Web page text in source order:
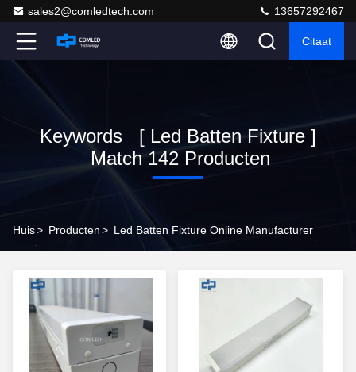
sales2@comledtech.com 13657292467
Citaat
Keywords [ Led Batten Fixture ]
Match 142 Producten
Huis> Producten> Led Batten Fixture Online Manufacturer